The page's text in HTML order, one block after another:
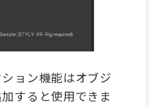
ョン機能はオブジ
すると使用できま